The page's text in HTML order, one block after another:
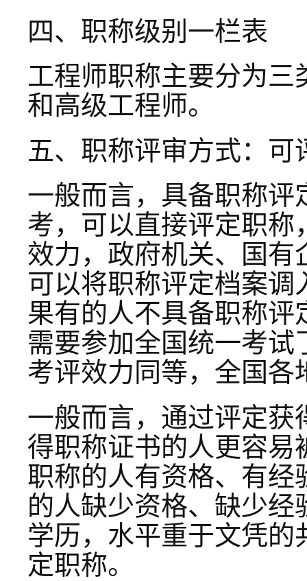
四、职称级别一栏表
工程师职称主要分为
和高级工程师。
五、职称评审方式：可
一般而言，具备职称
考，可以直接评定职
效力，政府机关、国
可以将职称评定档案
果有的人不具备职称
需要参加全国统一考
考评效力同等，全国各
一般而言，通过评定
得职称证书的人更容
职称的人有资格、有
的人缺少资格、缺少
学历，水平重于文凭
定职称。